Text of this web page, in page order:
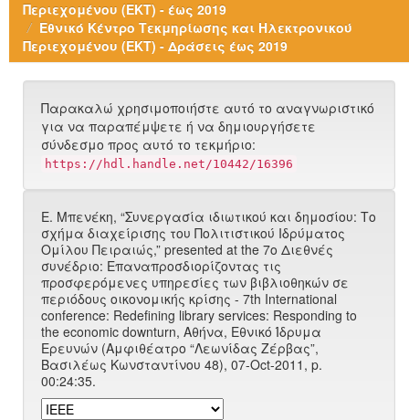
Περιεχομένου (ΕΚΤ) - έως 2019
Εθνικό Κέντρο Τεκμηρίωσης και Ηλεκτρονικού
Περιεχομένου (ΕΚΤ) - Δράσεις έως 2019
Παρακαλώ χρησιμοποιήστε αυτό το αναγνωριστικό
για να παραπέμψετε ή να δημιουργήσετε
σύνδεσμο προς αυτό το τεκμήριο:
https://hdl.handle.net/10442/16396
Ε. Μπενέκη, “Συνεργασία ιδιωτικού και δημοσίου: Το
σχήμα διαχείρισης του Πολιτιστικού Ιδρύματος
Ομίλου Πειραιώς,” presented at the 7ο Διεθνές
συνέδριο: Επαναπροσδιορίζοντας τις
προσφερόμενες υπηρεσίες των βιβλιοθηκών σε
περιόδους οικονομικής κρίσης - 7th International
conference: Redefining library services: Responding to
the economic downturn, Αθήνα, Εθνικό Ίδρυμα
Ερευνών (Αμφιθέατρο “Λεωνίδας Ζέρβας”,
Bασιλέως Κωνσταντίνου 48), 07-Oct-2011, p.
00:24:35.